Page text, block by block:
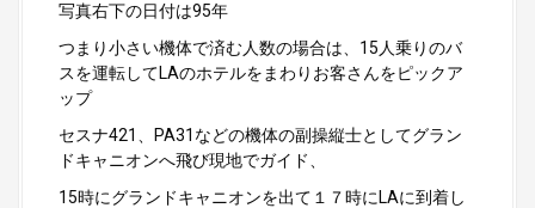
写真右下の日付は95年
つまり小さい機体で済む人数の場合は、15人乗りのバ
スを運転してLAのホテルをまわりお客さんをピックア
ップ
セスナ421、PA31などの機体の副操縦士としてグラン
ドキャニオンへ飛び現地でガイド、
15時にグランドキャニオンを出て１７時にLAに到着し